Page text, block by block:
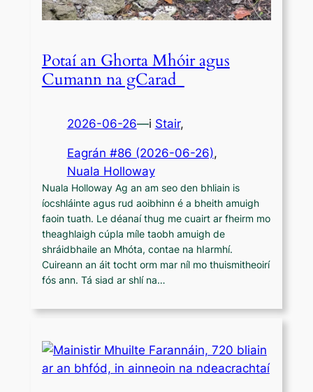
Potaí an Ghorta Mhóir agus
Cumann na gCarad
2026-06-26—i Stair,
Eagrán #86 (2026-06-26)
Nuala Holloway
Nuala Holloway Ag an am seo den bhliain is
íocshláinte agus rud aoibhinn é a bheith amuigh
faoin tuath. Le déanaí thug me cuairt ar fheirm mo
theaghlaigh cúpla míle taobh amuigh de
shráidbhaile an Mhóta, contae na hIarmhí.
Cuireann an áit tocht orm mar níl mo thuismitheoirí
fós ann. Tá siad ar shlí na…